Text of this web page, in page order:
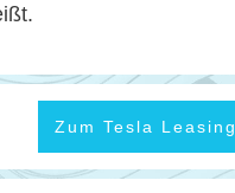
Zum Tesla Leasing